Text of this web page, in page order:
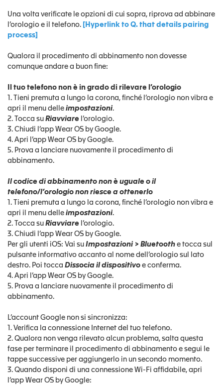
Una volta verificate le opzioni di cui sopra, riprova ad abbinare
l’orologio e il telefono.
[Hyperlink to Q. that details pairing
process]
Qualora il procedimento di abbinamento non dovesse
comunque andare a buon fine:
Il tuo telefono non è in grado di rilevare l’orologio
1. Tieni premuta a lungo la corona, finché l’orologio non vibra e
apri il menu delle impostazioni.
2. Tocca su Riavviare l’orologio.
3. Chiudi l’app Wear OS by Google.
4. Apri l’app Wear OS by Google.
5. Prova a lanciare nuovamente il procedimento di
abbinamento.
Il codice di abbinamento non è uguale o il
telefono/l’orologio non riesce a ottenerlo
1. Tieni premuta a lungo la corona, finché l’orologio non vibra e
apri il menu delle impostazioni.
2. Tocca su Riavviare l’orologio.
3. Chiudi l’app Wear OS by Google.
Per gli utenti iOS: Vai su Impostazioni > Bluetooth e tocca sul
pulsante informativo accanto al nome dell’orologio sul lato
destro. Poi tocca Dissocia il dispositivo e conferma.
4. Apri l’app Wear OS by Google.
5. Prova a lanciare nuovamente il procedimento di
abbinamento.
L’account Google non si sincronizza:
1. Verifica la connessione Internet del tuo telefono.
2. Qualora non venga rilevato alcun problema, salta questa
fase per terminare il procedimento di abbinamento e segui le
tappe successive per aggiungerlo in un secondo momento.
3. Quando disponi di una connessione Wi-Fi affidabile, apri
l’app Wear OS by Google: